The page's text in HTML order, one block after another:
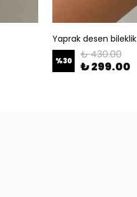
Yaprak desen bileklik
%30 ₺ 430.00
₺ 299.00